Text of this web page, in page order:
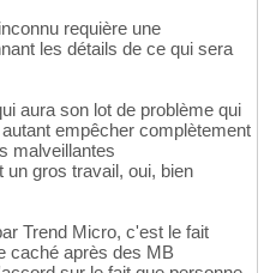
requière une
les détails de ce qui sera
aura son lot de problème qui
empêcher complètement
malveillantes
gros travail, oui, bien
Trend Micro, c'est le fait
caché après des MB